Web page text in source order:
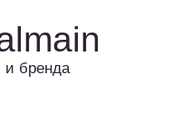
и бренда